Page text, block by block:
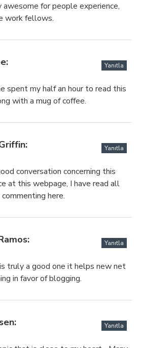
for people experience,
work fellows.
Yanıtla
spent my half an hour to read this
with a mug of coffee.
Yanıtla
conversation concerning this
at this webpage, I have read all
here.
Yanıtla
truly a good one it helps new net
in favor of blogging.
Yanıtla